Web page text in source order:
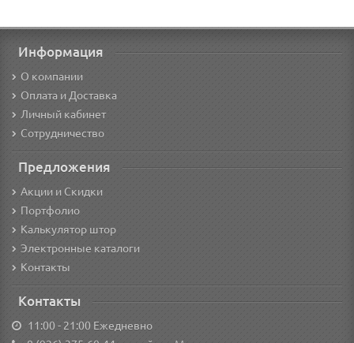
Информация
О компании
Оплата и Доставка
Личный кабинет
Сотрудничество
Предложения
Акции и Скидки
Портфолио
Калькулятор штор
Электронные каталоги
Контакты
Контакты
11:00 - 21:00 Ежедневно